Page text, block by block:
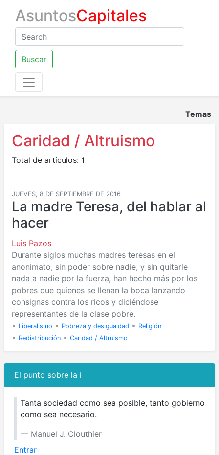
AsuntosCapitales
Buscar
Temas
Caridad / Altruismo
Total de artículos: 1
JUEVES, 8 DE SEPTIEMBRE DE 2016
La madre Teresa, del hablar al
hacer
Luis Pazos
Durante siglos muchas madres teresas en el
anonimato, sin poder sobre nadie, y sin quitarle
nada a nadie por la fuerza, han hecho más por los
pobres que quienes se llenan la boca lanzando
consignas contra los ricos y diciéndose
representantes de la clase pobre.
• Liberalismo • Pobreza y desigualdad • Religión
• Redistribución • Caridad / Altruismo
El punto sobre la i
Tanta sociedad como sea posible, tanto gobierno
como sea necesario.
Manuel J. Clouthier
Entrar